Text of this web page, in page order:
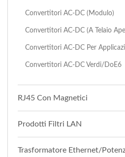
Convertitori AC-DC (Modulo)
Convertitori AC-DC (a Telaio
Convertitori AC-DC Per
Convertitori AC-DC Verdi/DoE6
RJ45 Con Magnetici
Prodotti Filtri LAN
Trasformatore Ethernet/